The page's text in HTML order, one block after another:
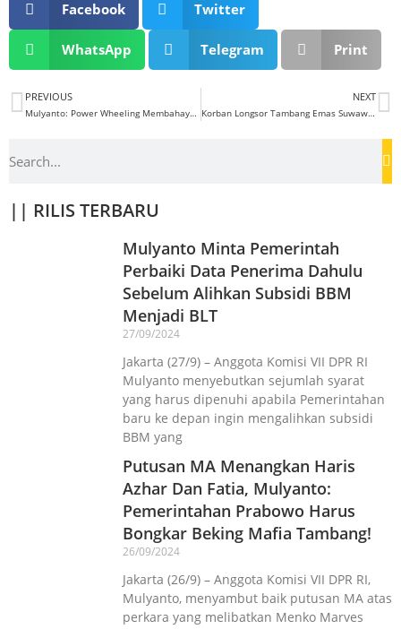
Facebook Twitter
WhatsApp Telegram Print
PREVIOUS
Mulyanto: Power Wheeling Membahayakan Kedaulatan Energi Nasional
NEXT
Korban Longsor Tambang Emas Suwawa 325 Orang , DPR: Pemerintah Jangan Lakukan Pembiaraan
|| RILIS TERBARU
Mulyanto Minta Pemerintah
Perbaiki Data Penerima Dahulu
Sebelum Alihkan Subsidi BBM
Menjadi BLT
27/09/2024
Jakarta (27/9) – Anggota Komisi VII DPR RI
Mulyanto menyebutkan sejumlah syarat
yang harus dipenuhi apabila Pemerintahan
baru ke depan ingin mengalihkan subsidi
BBM yang
Putusan MA Menangkan Haris
Azhar Dan Fatia, Mulyanto:
Pemerintahan Prabowo Harus
Bongkar Beking Mafia Tambang!
26/09/2024
Jakarta (26/9) – Anggota Komisi VII DPR RI,
Mulyanto, menyambut baik putusan MA atas
perkara yang melibatkan Menko Marves